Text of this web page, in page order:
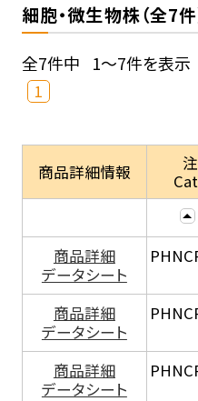
細胞・微生物株（全7件
全7件中 1～7件を表示
1
商品詳細情報
商品詳細
データシート
商品詳細
データシート
商品詳細
データシート